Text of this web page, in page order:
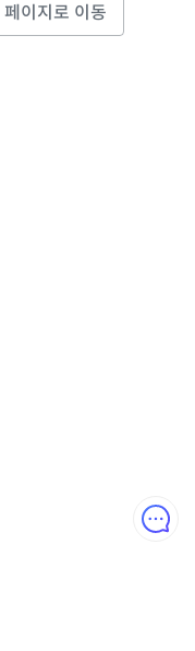
이지로 이동